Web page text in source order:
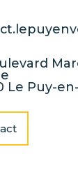
Le Puy-